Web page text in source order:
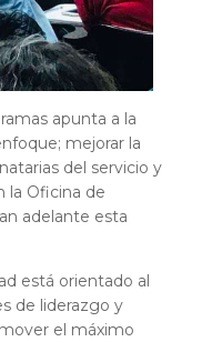
apunta a la
mejorar la
del servicio y
la Oficina de
adelante esta
está orientado al
de liderazgo y
el máximo